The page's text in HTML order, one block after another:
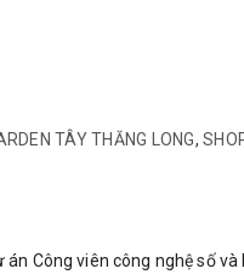
TÂY THĂNG LONG,
Công viên công nghệ số và